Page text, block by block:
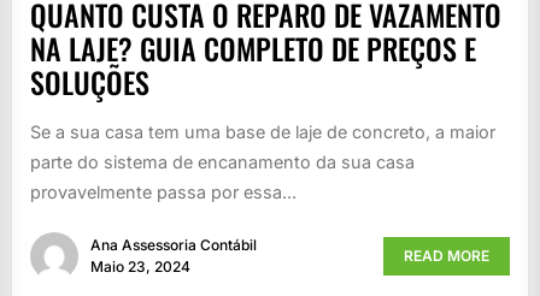
QUANTO CUSTA O REPARO DE VAZAMENTO
NA LAJE? GUIA COMPLETO DE PREÇOS E
SOLUÇÕES
Se a sua casa tem uma base de laje de concreto, a maior
parte do sistema de encanamento da sua casa
provavelmente passa por essa...
Ana Assessoria Contábil
Maio 23, 2024
READ MORE